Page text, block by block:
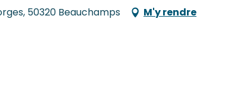
50320 Beauchamps M'y rendre